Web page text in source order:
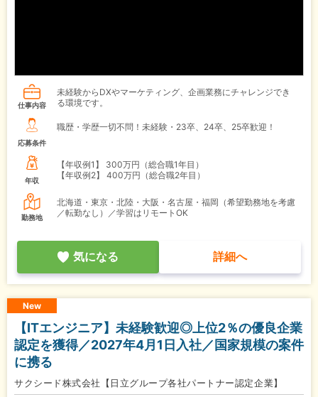
仕事内容
未経験からDXやマーケティング、企画業務にチャレンジでき
る環境です。
応募条件
職歴・学歴一切不問！未経験・23卒、24卒、25卒歓迎！
年収
【年収例1】
300万円（総合職1年目）
【年収例2】
400万円（総合職2年目）
勤務地
北海道・東京・北陸・大阪・名古屋・福岡（希望勤務地を考慮
／転勤なし）／学習はリモートOK
気になる 詳細へ
New
【ITエンジニア】未経験歓迎◎上位2％の優良企業
認定を獲得／2027年4月1日入社／国家規模の案件
に携る
サクシード株式会社【日立グループ各社パートナー認定企業】